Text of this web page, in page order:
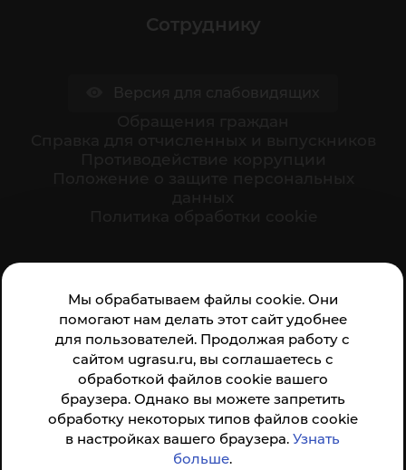
Мы обрабатываем файлы cookie. Они
помогают нам делать этот сайт удобнее
для пользователей. Продолжая работу с
сайтом ugrasu.ru, вы соглашаетесь с
обработкой файлов cookie вашего
браузера. Однако вы можете запретить
обработку некоторых типов файлов cookie
в настройках вашего браузера.Узнать
больше.
Сотруднику
организации:
Анкета доступна по QR-коду, а так же по прямой
ссылке